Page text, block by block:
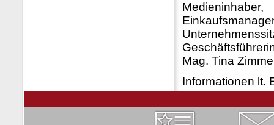
Mag. Tina
Informationen lt.